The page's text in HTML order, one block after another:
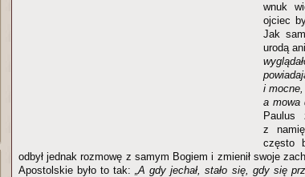
wnuk
ojciec
Jak
urodą
i
a mowa
Paulus
z
często
odbył jednak rozmowę z samym Bogiem i zmienił swoje
Apostolskie było to tak:„A gdy jechał, stało się, gdy się